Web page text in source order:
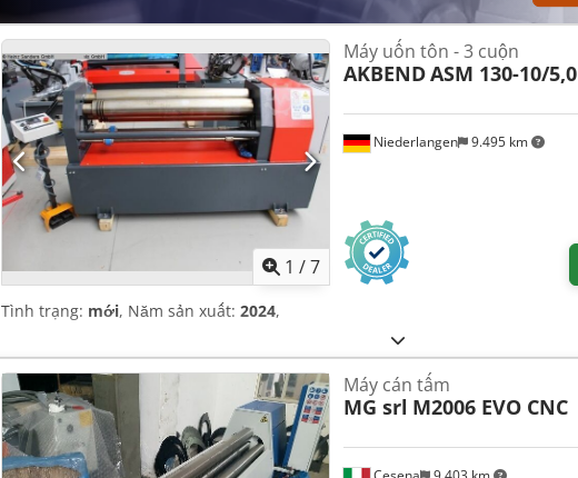
1 /7
Niederlangen 9.495 km
Máy uốn tôn - 3 cuộn
AKBENDASM 130-10/5,0
Tình trạng: mới, Năm sản xuất: 2024,
Máy cán tấm
MG srl M2006 EVO CNC